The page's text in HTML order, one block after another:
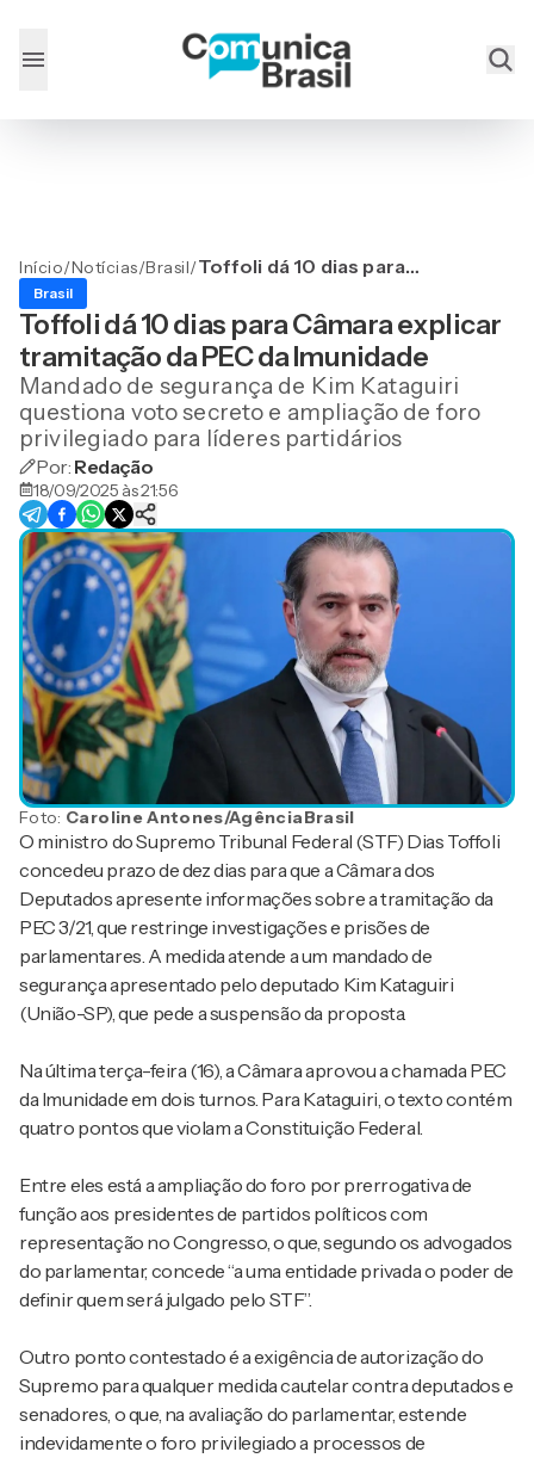
Início/Notícias/Brasil/Toffoli dá 10 dias para
tramitação da PEC da
Imunidade
Brasil
Toffoli dá 10 dias para Câmara explicar
tramitação da PEC da Imunidade
Mandado de segurança de Kim Kataguiri
questiona voto secreto e ampliação de foro
privilegiado para líderes partidários
Por: Redação
18/09/2025 às 21:56
Foto: Caroline Antones/AgênciaBrasil
O ministro do Supremo Tribunal Federal (STF) Dias Toffoli
concedeu prazo de dez dias para que a Câmara dos
Deputados apresente informações sobre a tramitação da
PEC 3/21, que restringe investigações e prisões de
parlamentares. A medida atende a um mandado de
segurança apresentado pelo deputado Kim Kataguiri
(União-SP), que pede a suspensão da proposta.
Na última terça-feira (16), a Câmara aprovou a chamada PEC
da Imunidade em dois turnos. Para Kataguiri, o texto contém
quatro pontos que violam a Constituição Federal.
Entre eles está a ampliação do foro por prerrogativa de
função aos presidentes de partidos políticos com
representação no Congresso, o que, segundo os advogados
do parlamentar, concede “a uma entidade privada o poder de
definir quem será julgado pelo STF”.
Outro ponto contestado é a exigência de autorização do
Supremo para qualquer medida cautelar contra deputados e
senadores, o que, na avaliação do parlamentar, estende
indevidamente o foro privilegiado a processos de